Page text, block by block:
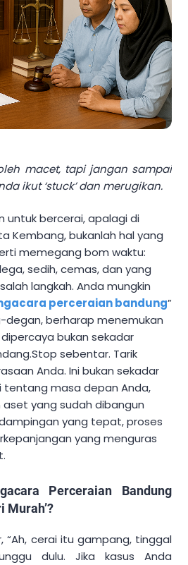
macet, tapi jangan sampai
ikut ‘stuck’ dan merugikan.
untuk bercerai, apalagi di
Kembang, bukanlah hal yang
memegang bom waktu:
sedih, cemas, dan yang
langkah. Anda mungkin
perceraian bandung”
degan, berharap menemukan
bukan sekadar
sebentar. Tarik
Anda. Ini bukan sekadar
masa depan Anda,
yang sudah dibangun
yang tepat, proses
yang menguras
Perceraian Bandung
Murah’?
“Ah, cerai itu gampang, tinggal
dulu. Jika kasus Anda